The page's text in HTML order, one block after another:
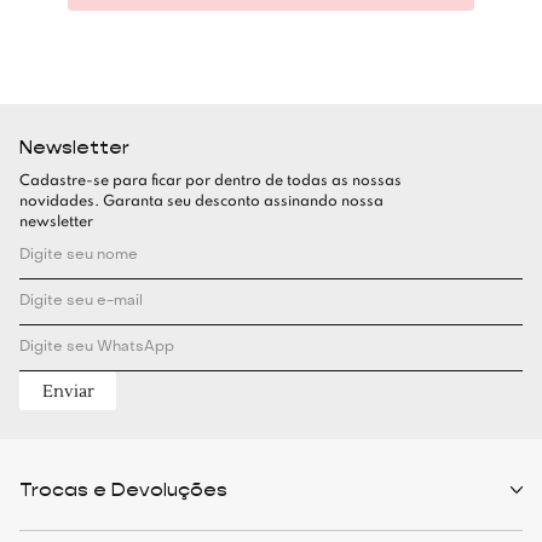
Newsletter
Cadastre-se para ficar por dentro de todas as nossas
novidades. Garanta seu desconto assinando nossa
newsletter
Enviar
Trocas e Devoluções